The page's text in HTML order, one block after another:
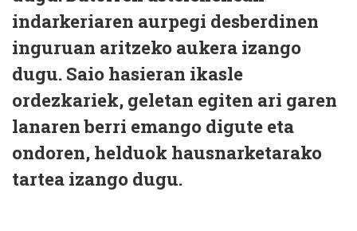
indarkeriaren aurpegi desberdinen
inguruan aritzeko aukera izango
dugu. Saio hasieran ikasle
ordezkariek, geletan egiten ari garen
lanaren berri emango digute eta
ondoren, helduok hausnarketarako
tartea izango dugu.